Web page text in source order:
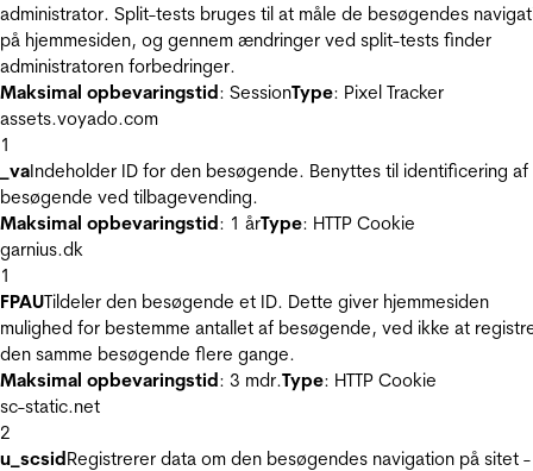
administrator. Split-tests bruges til at måle de besøgendes
på hjemmesiden, og gennem ændringer ved split-tests finder
administratoren forbedringer.
Maksimal opbevaringstid: SessionType: Pixel Tracker
assets.voyado.com
1
_vaIndeholder ID for den besøgende. Benyttes til identificering af
besøgende ved tilbagevending.
Maksimal opbevaringstid: 1 årType: HTTP Cookie
garnius.dk
1
FPAUTildeler den besøgende et ID. Dette giver hjemmesiden
mulighed for bestemme antallet af besøgende, ved ikke at
den samme besøgende flere gange.
Maksimal opbevaringstid: 3 mdr.Type: HTTP Cookie
sc-static.net
2
u_scsidRegistrerer data om den besøgendes navigation på sitet -